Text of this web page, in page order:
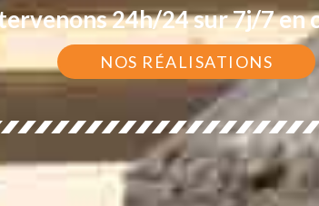
24h/24 sur 7j/7 en
NOS RÉALISATIONS